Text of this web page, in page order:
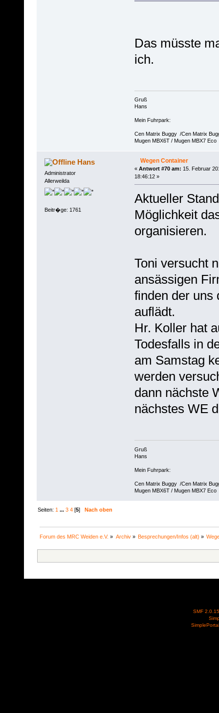
Das müsste
ich.
Gruß
Hans
Mein Fuhrpark:
Cen Matrix Buggy /Cen Matrix
Mugen MBX6T / Mugen MBX7 Eco
Hans
Administrator
Allerweilda
Beitr�ge: 1761
Wegen Container
« Antwort #70 am: 15. Februar
18:46:12 »
Aktueller
Möglichkeit
organisieren.
Toni versucht
ansässigen
finden der uns
auflädt.
Hr. Koller hat
Todesfalls in
am Samstag
werden
dann nächste
nächstes WE
Gruß
Hans
Mein Fuhrpark:
Cen Matrix Buggy /Cen Matrix
Mugen MBX6T / Mugen MBX7 Eco
Seiten: 1 ...3 4 [5]Nach oben
Forum des MRC Weiden e.V. » Archiv» Besprechungen/Infos (alt) »
SMF 2.0.15